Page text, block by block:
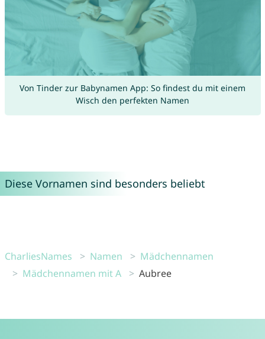
Von Tinder zur Babynamen App: So findest du mit einem
Wisch den perfekten Namen
Diese Vornamen sind besonders beliebt
CharliesNames Namen
Mädchennamen
Mädchennamen mit A
Aubree